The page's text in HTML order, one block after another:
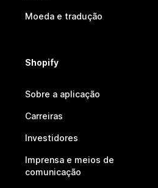
Moeda e tradução
Shopify
Sobre a aplicação
Carreiras
Investidores
Imprensa e meios de
comunicação